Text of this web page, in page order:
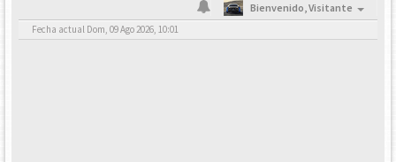
Bienvenido,Visitante
Fecha actual Dom, 09 Ago 2026, 10:01